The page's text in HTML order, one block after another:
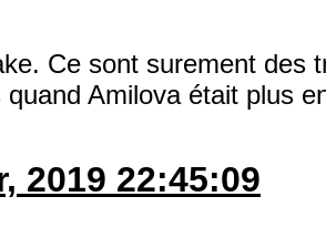
Ce sont surement des
quand Amilova était plus
2019 22:45:09